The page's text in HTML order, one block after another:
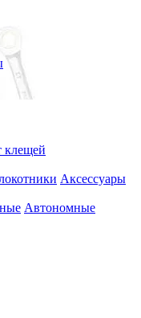
клещей
Аксессуары
Автономные